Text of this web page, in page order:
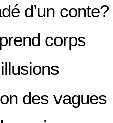
d’un conte?
corps
des vagues